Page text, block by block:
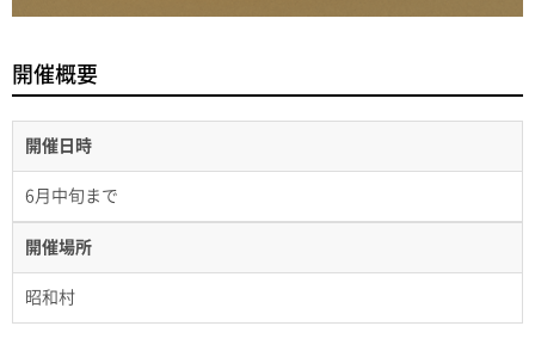
開催概要
開催日時
6月中旬まで
開催場所
昭和村